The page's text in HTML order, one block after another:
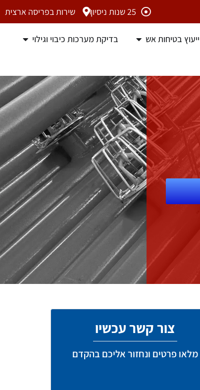
25 שנות ניסיון שירות בפריסה ארצית
ייעוץ בטיחות אש
בדיקת מערכות כיבוי וגילוי
צור קשר עכשיו
מלאו פרטים ונחזור אליכם בהקדם